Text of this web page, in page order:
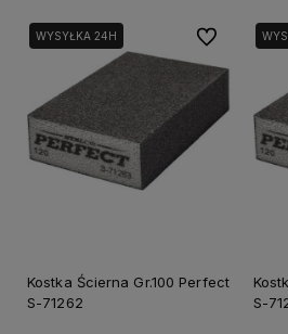
WYSYŁKA 24H
Kostka Ścierna Gr.100 Perfect
S-71262
Do ulubionych
S-